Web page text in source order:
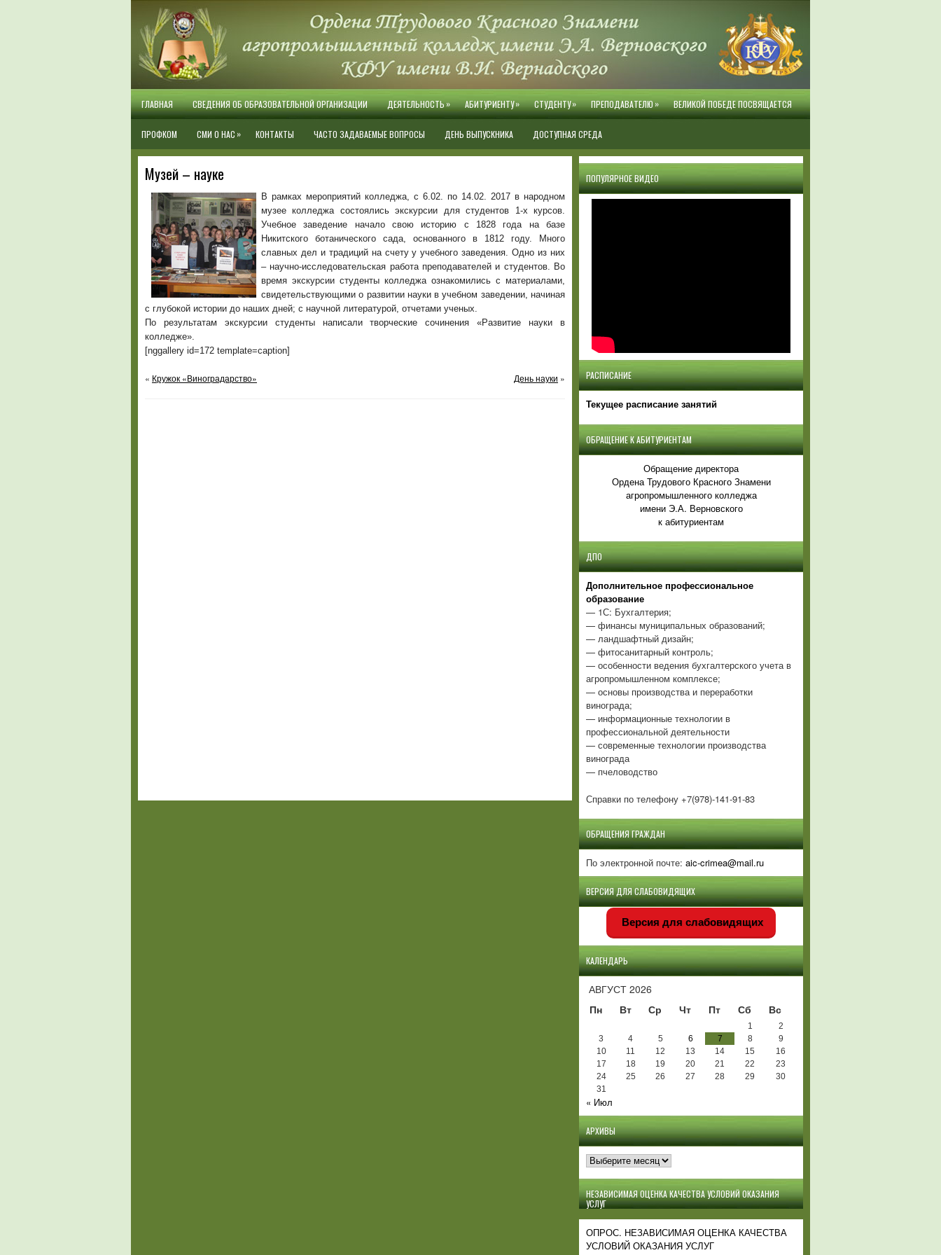
ГЛАВНАЯ СВЕДЕНИЯ ОБ ОБРАЗОВАТЕЛЬНОЙ ОРГАНИЗАЦИИ ДЕЯТЕЛЬНОСТЬ» АБИТУРИЕНТУ» СТУДЕНТУ» ПРЕПОДАВАТЕЛЮ» ВЕЛИКОЙ ПОБЕДЕ ПОСВЯЩАЕТСЯ
ПРОФКОМ СМИ О НАС » КОНТАКТЫ ЧАСТО ЗАДАВАЕМЫЕ ВОПРОСЫ ДЕНЬ ВЫПУСКНИКА ДОСТУПНАЯ СРЕДА
Музей – науке
В рамках мероприятий колледжа, с 6.02. по 14.02. 2017 в народном
музее колледжа состоялись экскурсии для студентов 1-х курсов.
Учебное заведение начало свою историю с 1828 года на базе
Никитского ботанического сада, основанного в 1812 году. Много
славных дел и традиций на счету у учебного заведения. Одно из них
– научно-исследовательская работа преподавателей и студентов. Во
время экскурсии студенты колледжа ознакомились с материалами,
свидетельствующими о развитии науки в учебном заведении, начиная
с глубокой истории до наших дней; с научной литературой, отчетами ученых.
По результатам экскурсии студенты написали творческие сочинения «Развитие науки в
колледже».
[nggallery id=172 template=caption]
« Кружок «Виноградарство» День науки »
ПОПУЛЯРНОЕ ВИДЕО
РАСПИСАНИЕ
Текущее расписание занятий
ОБРАЩЕНИЕ К АБИТУРИЕНТАМ
Обращение директора
Ордена Трудового Красного Знамени
агропромышленного колледжа
имени Э.А. Верновского
к абитуриентам
ДПО
Дополнительное профессиональное
образование
— 1С: Бухгалтерия;
— финансы муниципальных образований;
— ландшафтный дизайн;
— фитосанитарный контроль;
— особенности ведения бухгалтерского учета в
агропромышленном комплексе;
— основы производства и переработки
винограда;
— информационные технологии в
профессиональной деятельности
— современные технологии производства
винограда
— пчеловодство
Справки по телефону +7(978)-141-91-83
ОБРАЩЕНИЯ ГРАЖДАН
По электронной почте: aic-crimea@mail.ru
ВЕРСИЯ ДЛЯ СЛАБОВИДЯЩИХ
Версия для слабовидящих
КАЛЕНДАРЬ
АВГУСТ 2026
Пн
Вт Ср Чт Пт Сб Вс
1
2
3
4 5 6 7 8
9
10
11 12 13 14 15
16
17
18 19 20 21 22
23
24
25 26 27 28 29
30
31
« Июл
АРХИВЫ
Архивы
НЕЗАВИСИМАЯ ОЦЕНКА КАЧЕСТВА УСЛОВИЙ ОКАЗАНИЯ
УСЛУГ
ОПРОС. НЕЗАВИСИМАЯ ОЦЕНКА КАЧЕСТВА
УСЛОВИЙ ОКАЗАНИЯ УСЛУГ